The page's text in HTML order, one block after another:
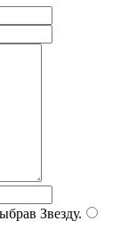
Звезду.